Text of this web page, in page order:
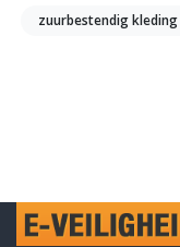
zuurbestendig kleding